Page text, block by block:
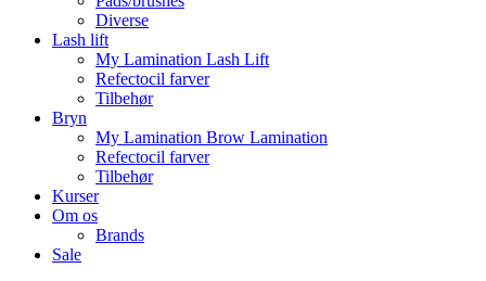
Diverse
Lash lift
My Lamination Lash Lift
Refectocil farver
Tilbehør
Bryn
My Lamination Brow Lamination
Refectocil farver
Tilbehør
Kurser
Om os
Brands
Sale